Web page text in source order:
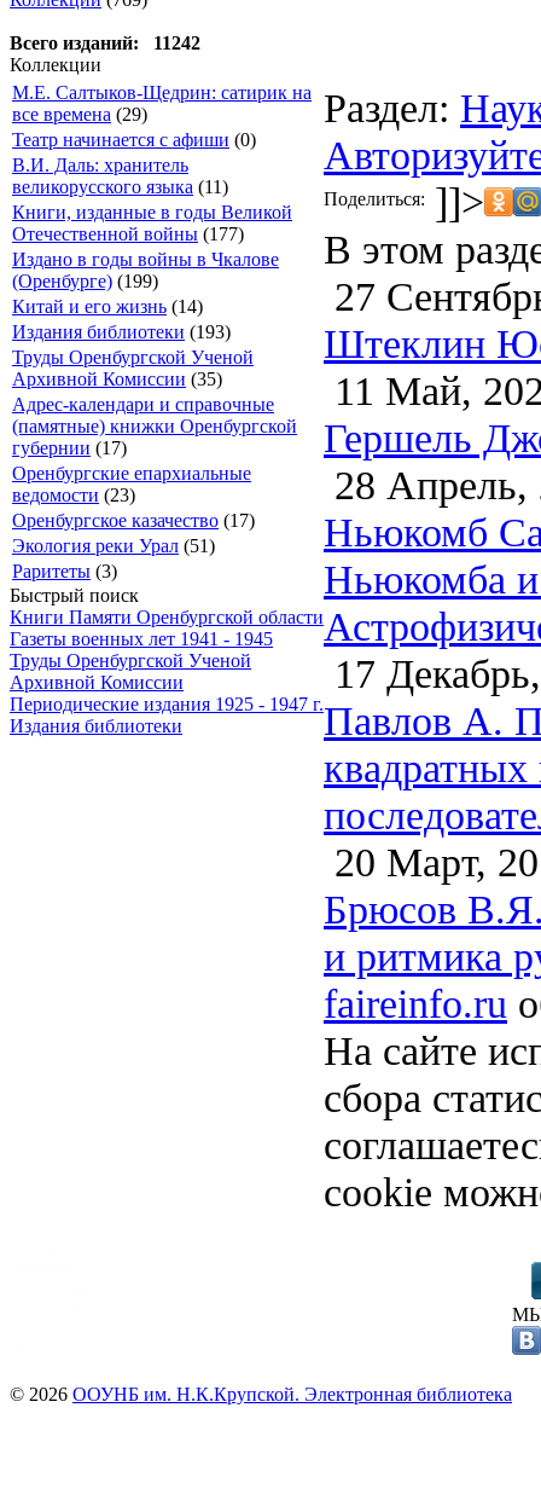
Всего изданий: 11242
Коллекции
М.Е. Салтыков-Щедрин: сатирик на
все времена (29)
Театр начинается с афиши (0)
В.И. Даль: хранитель
великорусского языка (11)
Книги, изданные в годы Великой
Отечественной войны (177)
Издано в годы войны в Чкалове
(Оренбурге) (199)
Китай и его жизнь (14)
Издания библиотеки (193)
Труды Оренбургской Ученой
Архивной Комиссии (35)
Адрес-календари и справочные
(памятные) книжки Оренбургской
губернии (17)
Оренбургские епархиальные
ведомости (23)
Оренбургское казачество (17)
Экология реки Урал (51)
Раритеты (3)
Быстрый поиск
Книги Памяти Оренбургской области
Газеты военных лет 1941 - 1945
Труды Оренбургской Ученой
Архивной Комиссии
Периодические издания 1925 - 1947 г.
Издания библиотеки
Раздел:
Поделиться: ]]>
В этом
27
Штеклин
11 Май,
Гершель
28 Апрель,
Ньюкомб
Ньюкомба и
17
Павлов А.
20 Март,
Брюсов В.Я.
и ритмика
faireinfo.ru
На сайте
сбора
cookie
© 2026 ООУНБ им. Н.К.Крупской. Электронная библиотека